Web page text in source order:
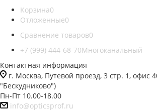
Корзина0
Отложенные0
Сравнение товаров0
+7 (999) 444-68-70Многоканальный
Контактная информация
г. Москва, Путевой проезд, 3 стр. 1, офис
"Бескудниково")
Пн-Пт 10.00-18.00
info@opticsprof.ru